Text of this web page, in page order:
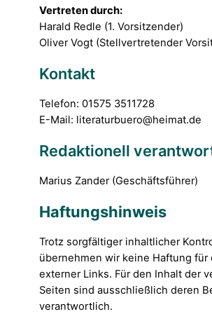
Vertreten durch:
Harald Redle (1. Vorsitzender)
Oliver Vogt (Stellvertretender
Kontakt
Telefon: 01575 3511728
E-Mail: literaturbuero@heimat.de
Redaktionell
Marius Zander (Geschäftsführer)
Haftungshinweis
Trotz sorgfältiger inhaltlicher
übernehmen wir keine Haftung für
externer Links. Für den Inhalt der
Seiten sind ausschließlich deren
verantwortlich.